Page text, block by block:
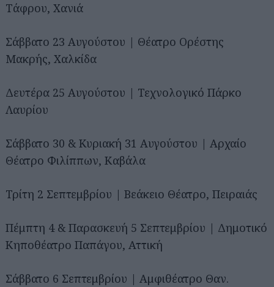
Τάφρου, Χανιά
Σάββατο 23 Αυγούστου | Θέατρο Ορέστης
Μακρής, Χαλκίδα
Δευτέρα 25 Αυγούστου | Τεχνολογικό Πάρκο
Λαυρίου
Σάββατο 30 & Κυριακή 31 Αυγούστου | Αρχαίο
Θέατρο Φιλίππων, Καβάλα
Τρίτη 2 Σεπτεμβρίου | Βεάκειο Θέατρο, Πειραιάς
Πέμπτη 4 & Παρασκευή 5 Σεπτεμβρίου | Δημοτικό
Κηποθέατρο Παπάγου, Αττική
Σάββατο 6 Σεπτεμβρίου | Αμφιθέατρο Θαν.